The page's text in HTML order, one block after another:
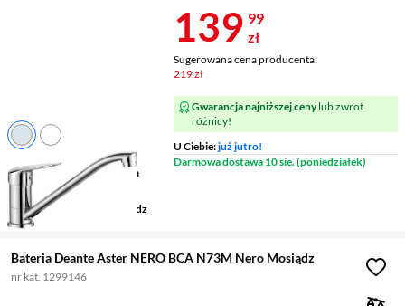
Wysokość wylewki 130 mm
Zasięg wylewki
Wykonanie korpusu
mosiądz
Cena 139,99
139 99
zł
Sugerowana cena producenta:
219 zł
Gwarancja najniższej cenylub zwrot
różnicy!
U Ciebie:już jutro!
Darmowa dostawa 10 sie. (poniedziałek)
Bateria Deante Aster NERO BCA N73M Nero Mosiądz
nr kat. 1299146